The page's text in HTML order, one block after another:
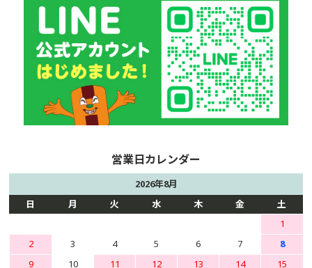
2026年8月
日
月 火 水 木 金
土
1
2
3 4 5 6 7
8
9
10 11 12 13 14
15